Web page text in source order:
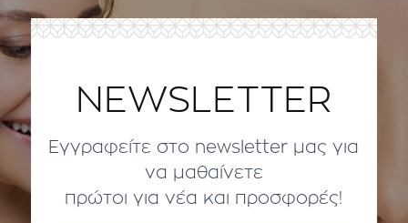
NEWSLETTER
Εγγραφείτε στο newsletter μας για
να μαθαίνετε
πρώτοι για νέα και προσφορές!